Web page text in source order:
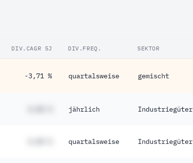
DIV.CAGR 5J DIV.FREQ. SEKTOR
-3,71 % quartalsweise gemischt
jährlich Industriegüter
quartalsweise Industriegüter